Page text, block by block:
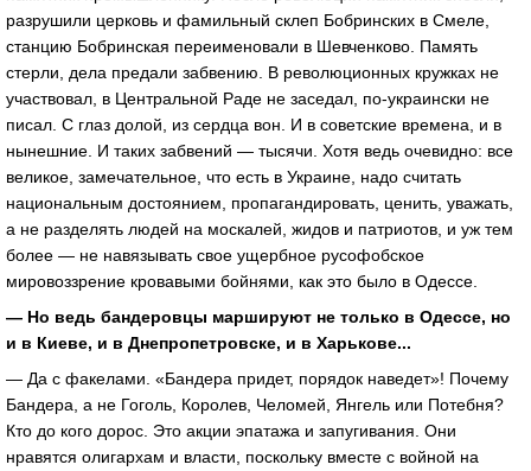
разрушили церковь и фамильный склеп Бобринских в Смеле,
станцию Бобринская переименовали в Шевченково. Память
стерли, дела предали забвению. В революционных кружках не
участвовал, в Центральной Раде не заседал, по-украински не
писал. С глаз долой, из сердца вон. И в советские времена, и в
нынешние. И таких забвений — тысячи. Хотя ведь очевидно: все
великое, замечательное, что есть в Украине, надо считать
национальным достоянием, пропагандировать, ценить, уважать,
а не разделять людей на москалей, жидов и патриотов, и уж тем
более — не навязывать свое ущербное русофобское
мировоззрение кровавыми бойнями, как это было в Одессе.
— Но ведь бандеровцы маршируют не только в Одессе, но
и в Киеве, и в Днепропетровске, и в Харькове...
— Да с факелами. «Бандера придет, порядок наведет»! Почему
Бандера, а не Гоголь, Королев, Челомей, Янгель или Потебня?
Кто до кого дорос. Это акции эпатажа и запугивания. Они
нравятся олигархам и власти, поскольку вместе с войной на